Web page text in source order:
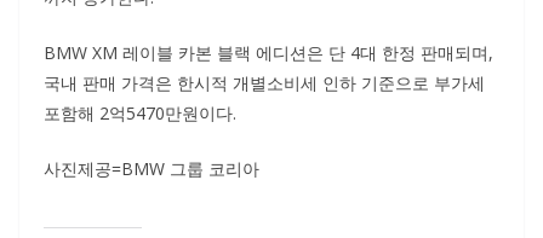
BMW XM 레이블 카본 블랙 에디션은 단 4대 한정 판매되며,
국내 판매 가격은 한시적 개별소비세 인하 기준으로 부가세
포함해 2억5470만원이다.
사진제공=BMW 그룹 코리아